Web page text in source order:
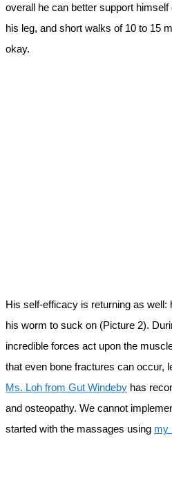
overall he can better support
his leg, and short walks of 10 to 15
okay.
His self-efficacy is returning as well:
his worm to suck on (Picture 2).
incredible forces act upon the
that even bone fractures can occur,
Ms. Loh from Gut Windeby has
and osteopathy. We cannot
started with the massages using my